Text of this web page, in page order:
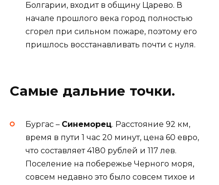
Болгарии, входит в общину Царево. В
начале прошлого века город полностью
сгорел при сильном пожаре, поэтому его
пришлось восстанавливать почти с нуля.
Самые дальние точки.
Бургас – Синеморец. Расстояние 92 км,
время в пути 1 час 20 минут, цена 60 евро,
что составляет 4180 рублей и 117 лев.
Поселение на побережье Черного моря,
совсем недавно это было совсем тихое и